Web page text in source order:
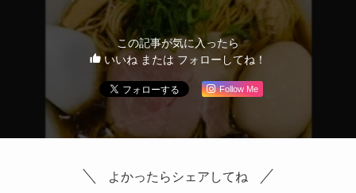
この記事が気に入ったら
いいね または フォローしてね！
Follow Me
よかったらシェアしてね